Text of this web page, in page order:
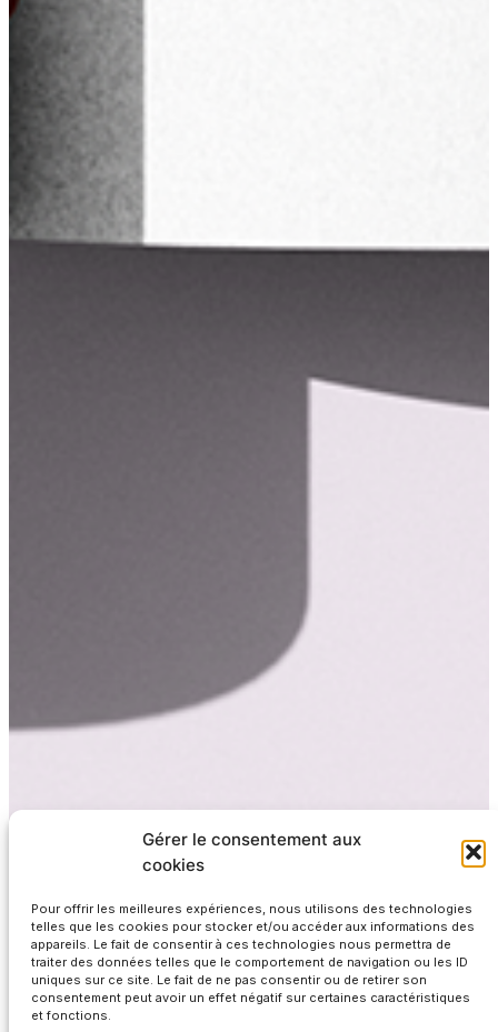
Gérer le consentement aux
cookies
Pour offrir les meilleures expériences, nous utilisons des technologies
telles que les cookies pour stocker et/ou accéder aux informations des
appareils. Le fait de consentir à ces technologies nous permettra de
traiter des données telles que le comportement de navigation ou les ID
uniques sur ce site. Le fait de ne pas consentir ou de retirer son
consentement peut avoir un effet négatif sur certaines caractéristiques
et fonctions.